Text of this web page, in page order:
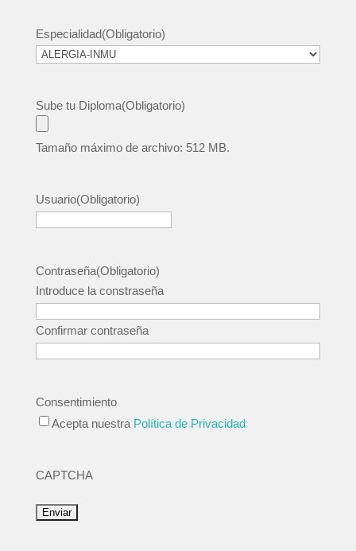
Especialidad(Obligatorio)
Sube tu Diploma(Obligatorio)
Tamaño máximo de archivo: 512 MB.
Usuario(Obligatorio)
Contraseña(Obligatorio)
Introduce la constraseña
Confirmar contraseña
Consentimiento
Acepta nuestra Política de Privacidad
CAPTCHA